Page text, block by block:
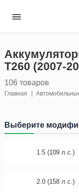
T260 (2007-
106 товаров
Главная
Выберите
1.5 (109 л.с.)
2.0 (158 л.с.)